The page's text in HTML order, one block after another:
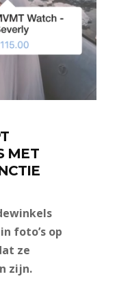
MET
foto’s op
ze
zijn.